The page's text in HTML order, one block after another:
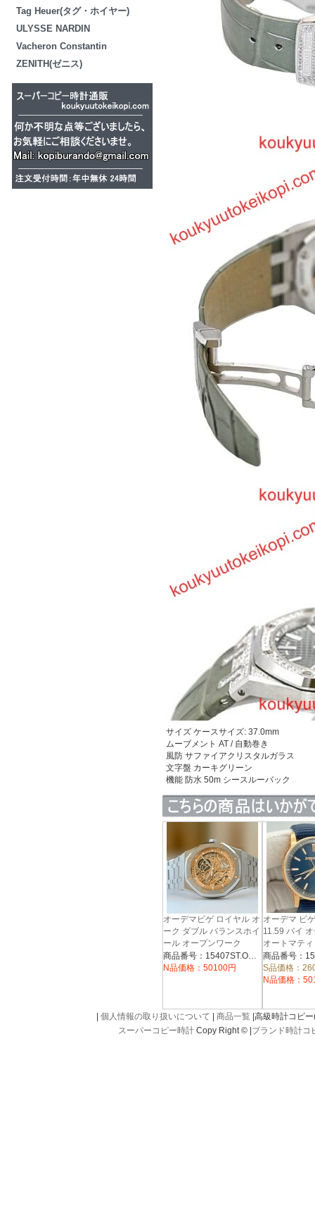
Tag Heuer(タグ・ホイヤー)
ULYSSE NARDIN
Vacheron Constantin
ZENITH(ゼニス)
サイズ ケースサイズ: 37.0mm
ムーブメント AT / 自動巻き
風防 サファイアクリスタルガラス
文字盤 カーキグリーン
機能 防水 50m シースルーバック
オーデマピゲ ロイヤル オ
ーク ダブル バランスホイ
ール オープンワーク
15407ST.OO.1220ST.02商品番号：15407ST.OO.1220ST.02
N品価格：50100円
オーデマ ピ
11.59 バイ
オートマテ
S品価格：
N品価格：
個人情報の取り扱いについて 商品一覧 |高級時計コピ
スーパーコピー時計Copy Right © | ブランド時計コ